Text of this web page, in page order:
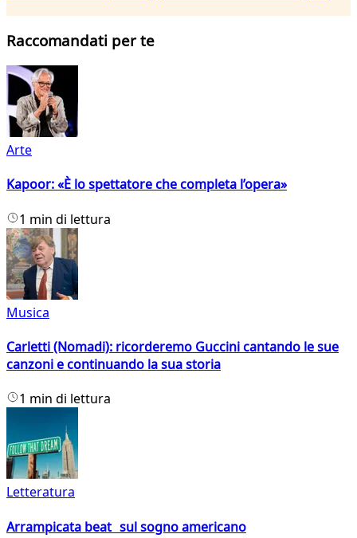
Raccomandati per te
Arte
Kapoor: «È lo spettatore che completa l’opera»
1 min di lettura
Musica
Carletti (Nomadi): ricorderemo Guccini cantando le sue
canzoni e continuando la sua storia
1 min di lettura
Letteratura
Arrampicata beat sul sogno americano